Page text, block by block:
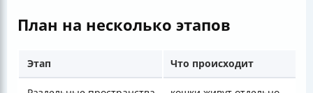
План на несколько этапов
Этап Что происходит